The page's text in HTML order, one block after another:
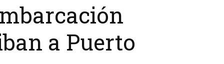
a Puerto